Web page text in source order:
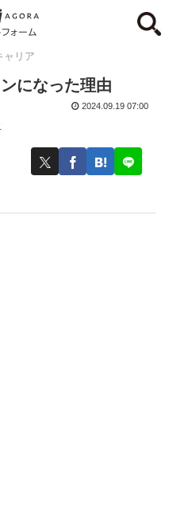
ャリア
になった理由
2024.09.19 07:00